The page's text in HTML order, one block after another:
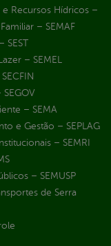
Recursos Hídricos –
– SEMAF
SEST
– SEMEL
– SEMA
e Gestão – SEPLAG
– SEMRI
– SEMUSP
de Serra